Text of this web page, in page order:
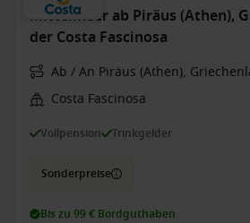
Mittelmeer ab Piräus (Athen),
der Costa Fascinosa
Ab / An Piräus (Athen),
Costa Fascinosa
Vollpension Trinkgelder
Sonderpreise
Bis zu 99 € Bordguthaben